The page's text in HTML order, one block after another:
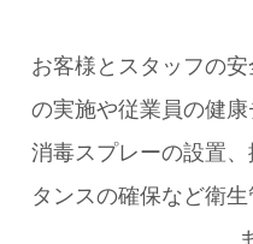
お客様とスタッフの
の実施や従業員の健康
消毒スプレーの設置
タンスの確保など衛